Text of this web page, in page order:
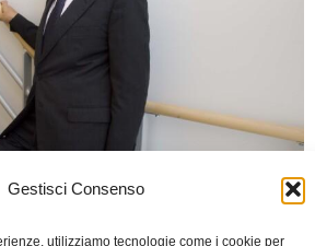
Gestisci Consenso
utilizziamo tecnologie come i cookie per
0
Planck. Il dialogo ripercorre i principali